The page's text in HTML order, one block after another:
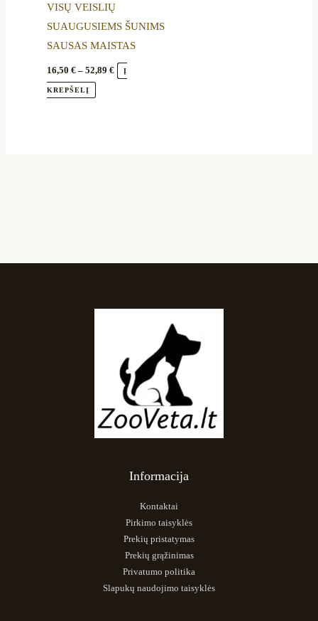
VISŲ VEISLIŲ
SUAUGUSIEMS ŠUNIMS
SAUSAS MAISTAS
16,50€ – 52,89€ Į
KREPŠELĮ
the
product
page
Informacija
Kontaktai
Pirkimo taisyklės
Prekių pristatymas
Prekių grąžinimas
Privatumo politika
Slapukų naudojimo taisyklės